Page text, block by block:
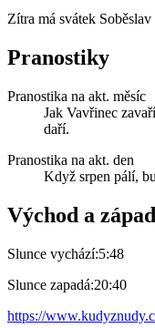
Zítra má svátek Soběslav
Pranostiky
Pranostika na akt. měsíc
Jak Vavřinec
daří.
Pranostika na akt. den
Když srpen pálí,
Východ a
Slunce vychází:5:48
Slunce zapadá:20:40
https://